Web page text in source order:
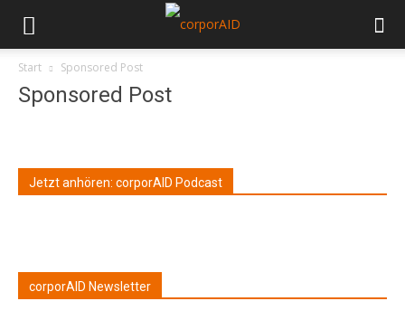
Start Sponsored Post
Sponsored Post
Jetzt anhören: corporAID Podcast
corporAID Newsletter